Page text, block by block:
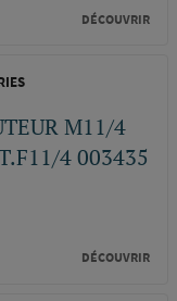
DÉCOUVRIR
M11/4
4 003435
DÉCOUVRIR